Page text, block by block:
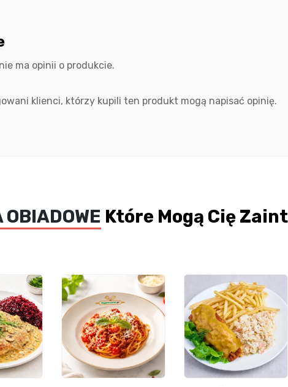
ma opinii o produkcie.
klienci, którzy kupili ten produkt mogą napisać opinię.
OBIADOWE Które Mogą Cię